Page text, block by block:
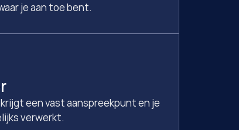
je aan toe bent.
een vast aanspreekpunt en je
verwerkt.